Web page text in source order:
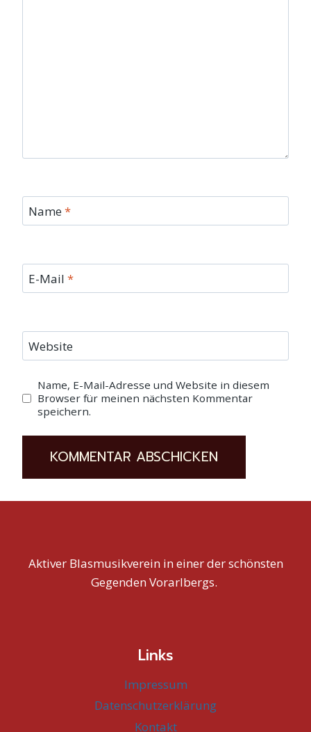
Name *
E-Mail *
Website
Name, E-Mail-Adresse und Website in diesem
Browser für meinen nächsten Kommentar
speichern.
Aktiver Blasmusikverein in einer der schönsten
Gegenden Vorarlbergs.
Links
Impressum
Datenschutzerklärung
Kontakt